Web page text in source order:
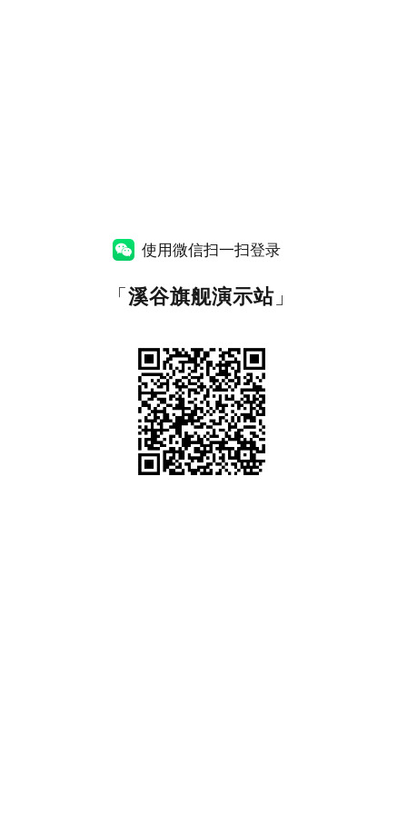
使用微信扫一扫登录
「溪谷旗舰演示站 」